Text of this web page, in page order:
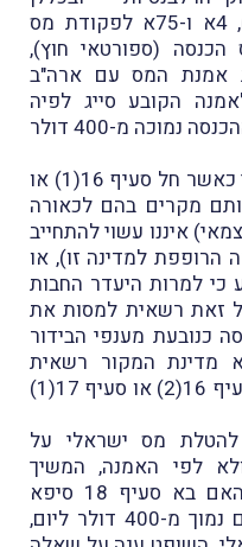
הוראות סעיפים 2 רישא, 2(2), 4א ו-75א לפקודת מס
הכנסה (ספורטאי חוץ),
הוראת אמנת המס עם ארה"ב
18 סיפא לאמנה הקובע סייג לפיה
הוראות הסעיף לא תחולנה אם ההכנסה נמוכה מ-400 דולר
לדבריו, סעיף 18 לאמנה רלבנטי כאשר חל סעיף 16(1) או
באותם מקרים בהם לכאורה
איננו עשוי להתחייב
הרופפת למדינה זו), או
סעיף 18 וקובע כי למרות היעדר החבות
זאת רשאית למסות את
כנובעת מענפי הבידור
מדינת המקור רשאית
להטיל מס, למשל בְּשל תחולת סעיף 16(2) או סעיף 17(1)
להטלת מס ישראלי על
לפי האמנה, המשיך
השופט קירש ונדרש לשאלה האם בא סעיף 18 סיפא
לאמנה, בהינתן ששכר השחקנים נמוך מ-400 דולר ליום,